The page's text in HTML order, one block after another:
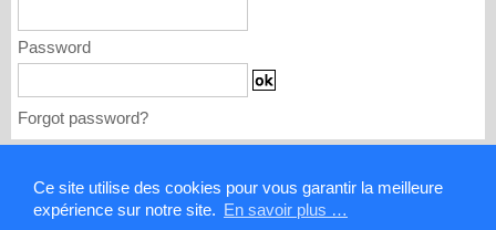
Ce site utilise des cookies pour vous garantir la meilleure
expérience sur notre site. En savoir plus …
Password
Forgot password?
Mentions légales